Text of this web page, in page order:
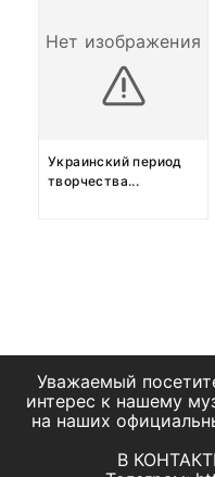
Нет изображения
Украинский период
творчества...
Уважаемый
интерес к нашему
на наших
В